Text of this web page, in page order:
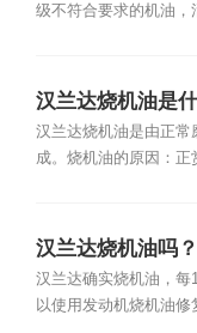
级不符合要求的机油，
汉兰达烧机油是
汉兰达烧机油是由正常
成。烧机油的原因：正
汉兰达烧机油吗？
汉兰达确实烧机油，每
以使用发动机烧机油修